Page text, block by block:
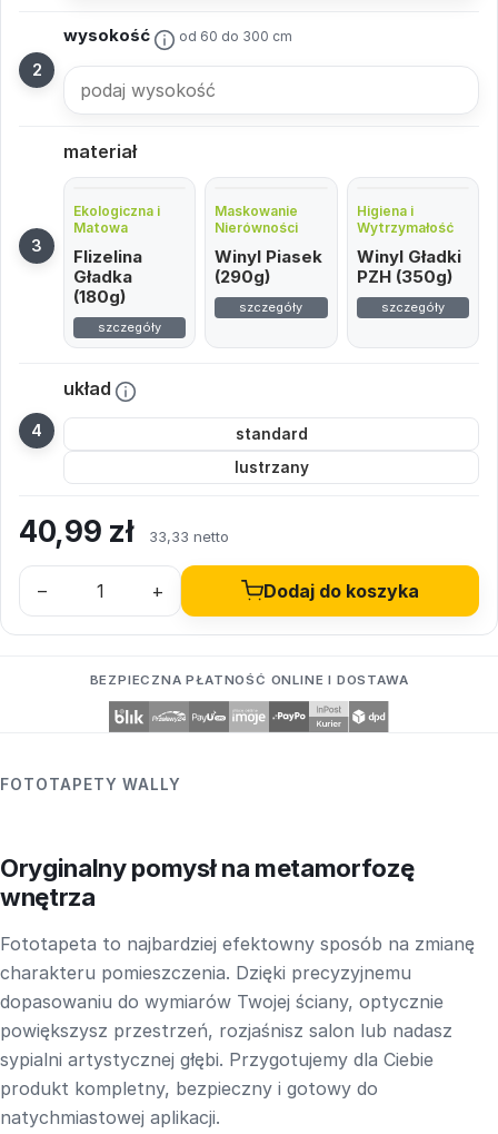
wysokość od 60 do 300 cm
materiał
Ekologiczna i
Matowa
Flizelina
Gładka
(180g)
szczegóły
Maskowanie
Nierówności
Winyl Piasek
(290g)
szczegóły
Higiena i
Wytrzymałość
Winyl Gładki
PZH (350g)
szczegóły
układ
standard
lustrzany
40,99 zł 33,33 netto
– + Dodaj do koszyka
BEZPIECZNA PŁATNOŚĆ ONLINE I DOSTAWA
FOTOTAPETY WALLY
Oryginalny pomysł na metamorfozę
wnętrza
Fototapeta to najbardziej efektowny sposób na zmianę
charakteru pomieszczenia. Dzięki precyzyjnemu
dopasowaniu do wymiarów Twojej ściany, optycznie
powiększysz przestrzeń, rozjaśnisz salon lub nadasz
sypialni artystycznej głębi. Przygotujemy dla Ciebie
produkt kompletny, bezpieczny i gotowy do
natychmiastowej aplikacji.